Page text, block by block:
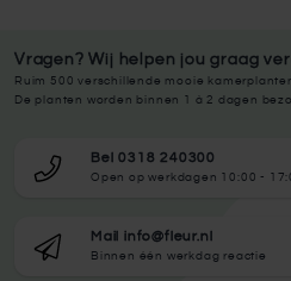
Dracaena Hawaiian,Lemon
is er nog een onderscheid
beginnen vanaf 80 cm hoogte,
Verzorging
grond droog aanvoelt, hoef je
In de winterperiode kan de
Vragen? Wij helpen jou graag
Ruim 500 verschillende mooie
De planten worden binnen 1 à 2 dagen
Bel 0318 240300
Open op werkdagen 10:00 -
Mail info@fleur.nl
Binnen één werkdag reactie